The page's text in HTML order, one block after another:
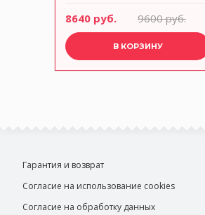
8640 руб. 9600 руб.
В КОРЗИНУ
Гарантия и возврат
Согласие на использование cookies
Согласие на обработку данных